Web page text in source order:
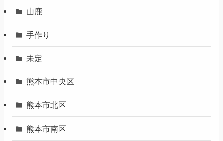
山鹿
手作り
未定
熊本市中央区
熊本市北区
熊本市南区